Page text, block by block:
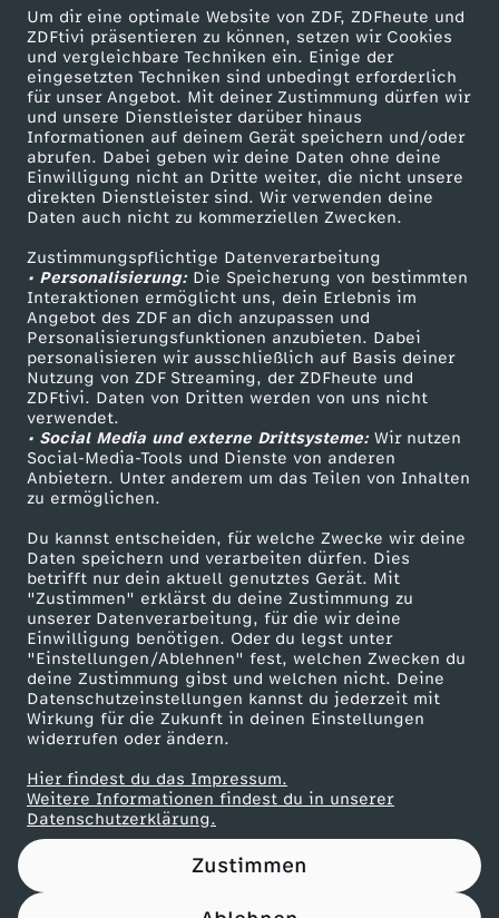
Um dir eine optimale Website von ZDF, ZDFheute und
ZDFtivi präsentieren zu können, setzen wir Cookies
und vergleichbare Techniken ein. Einige der
eingesetzten Techniken sind unbedingt erforderlich
für unser Angebot. Mit deiner Zustimmung dürfen wir
und unsere Dienstleister darüber hinaus
Informationen auf deinem Gerät speichern und/oder
abrufen. Dabei geben wir deine Daten ohne deine
Einwilligung nicht an Dritte weiter, die nicht unsere
direkten Dienstleister sind. Wir verwenden deine
Daten auch nicht zu kommerziellen Zwecken.
Zustimmungspflichtige Datenverarbeitung
• Personalisierung:Die Speicherung von bestimmten
Interaktionen ermöglicht uns, dein Erlebnis im
Angebot des ZDF an dich anzupassen und
Personalisierungsfunktionen anzubieten. Dabei
personalisieren wir ausschließlich auf Basis deiner
Nutzung von ZDF Streaming, der ZDFheute und
ZDFtivi. Daten von Dritten werden von uns nicht
verwendet.
• Social Media und externe Drittsysteme:Wir nutzen
Social-Media-Tools und Dienste von anderen
Anbietern. Unter anderem um das Teilen von Inhalten
zu ermöglichen.
Du kannst entscheiden, für welche Zwecke wir deine
Daten speichern und verarbeiten dürfen. Dies
betrifft nur dein aktuell genutztes Gerät. Mit
"Zustimmen" erklärst du deine Zustimmung zu
unserer Datenverarbeitung, für die wir deine
Einwilligung benötigen. Oder du legst unter
"Einstellungen/Ablehnen" fest, welchen Zwecken du
deine Zustimmung gibst und welchen nicht. Deine
Datenschutzeinstellungen kannst du jederzeit mit
Wirkung für die Zukunft in deinen Einstellungen
widerrufen oder ändern.
Hier findest du das Impressum.
Weitere Informationen findest du in unserer
Datenschutzerklärung.
Zustimmen
u
t
s
c
h
e
n
a
m
F
i
n
a
l
t
a
Mehr ZDF
ZDF-Apps
Smart TV
ZDFtext
Livestreams
Sendungen A-Z
TV-Programm
Service
ZDFmitreden
Kontakt zum ZDF
Tickets
Zuschauerservice
Hilfe
ZDF Unternehmen
Karriere
ZDF goes Schule
Werbefernsehen
Mainzelmännchen
Partner